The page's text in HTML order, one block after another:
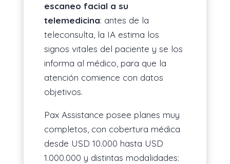
escaneo facial a su
telemedicina: antes de la
teleconsulta, la IA estima los
signos vitales del paciente y se los
informa al médico, para que la
atención comience con datos
objetivos.
Pax Assistance posee planes muy
completos, con cobertura médica
desde USD 10.000 hasta USD
1.000.000 y distintas modalidades: